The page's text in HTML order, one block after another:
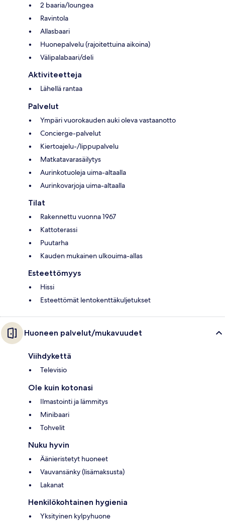
2 baaria/loungea
Ravintola
Allasbaari
Huonepalvelu (rajoitettuina aikoina)
Välipalabaari/deli
Aktiviteetteja
Lähellä rantaa
Palvelut
Ympäri vuorokauden auki oleva vastaanotto
Concierge-palvelut
Kiertoajelu-/lippupalvelu
Matkatavarasäilytys
Aurinkotuoleja uima-altaalla
Aurinkovarjoja uima-altaalla
Tilat
Rakennettu vuonna 1967
Kattoterassi
Puutarha
Kauden mukainen ulkouima-allas
Esteettömyys
Hissi
Esteettömät lentokenttäkuljetukset
Huoneen palvelut/mukavuudet
Viihdykettä
Televisio
Ole kuin kotonasi
Ilmastointi ja lämmitys
Minibaari
Tohvelit
Nuku hyvin
Äänieristetyt huoneet
Vauvansänky (lisämaksusta)
Lakanat
Henkilökohtainen hygienia
Yksityinen kylpyhuone